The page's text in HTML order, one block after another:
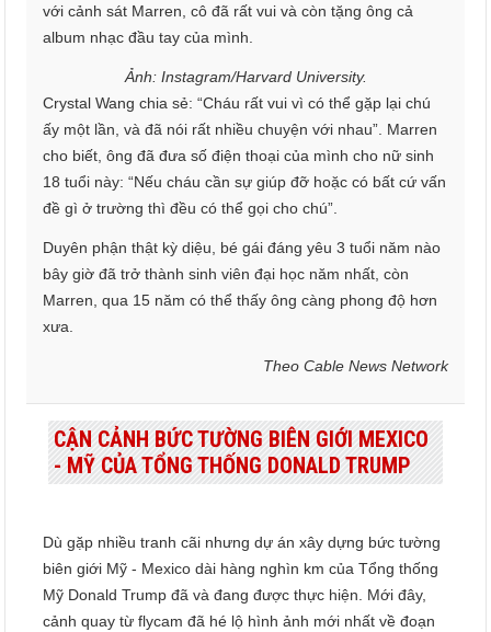
với cảnh sát Marren, cô đã rất vui và còn tặng ông cả
album nhạc đầu tay của mình.
Ảnh: Instagram/Harvard University.
Crystal Wang chia sẻ: “Cháu rất vui vì có thể gặp lại chú
ấy một lần, và đã nói rất nhiều chuyện với nhau”. Marren
cho biết, ông đã đưa số điện thoại của mình cho nữ sinh
18 tuổi này: “Nếu cháu cần sự giúp đỡ hoặc có bất cứ vấn
đề gì ở trường thì đều có thể gọi cho chú”.
Duyên phận thật kỳ diệu, bé gái đáng yêu 3 tuổi năm nào
bây giờ đã trở thành sinh viên đại học năm nhất, còn
Marren, qua 15 năm có thể thấy ông càng phong độ hơn
xưa.
Theo Cable News Network
CẬN CẢNH BỨC TƯỜNG BIÊN GIỚI MEXICO
- MỸ CỦA TỔNG THỐNG DONALD TRUMP
Dù gặp nhiều tranh cãi nhưng dự án xây dựng bức tường
biên giới Mỹ - Mexico dài hàng nghìn km của Tổng thống
Mỹ Donald Trump đã và đang được thực hiện. Mới đây,
cảnh quay từ flycam đã hé lộ hình ảnh mới nhất về đoạn